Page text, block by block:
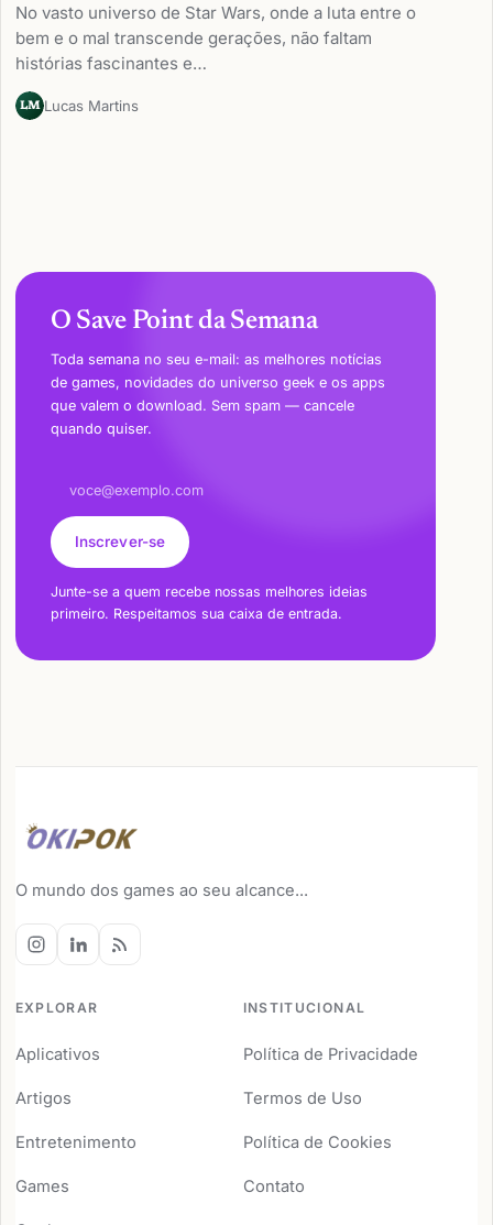
No vasto universo de Star Wars, onde a luta entre o
bem e o mal transcende gerações, não faltam
histórias fascinantes e…
LM Lucas Martins
O Save Point da Semana
Toda semana no seu e-mail: as melhores notícias
de games, novidades do universo geek e os apps
que valem o download. Sem spam — cancele
quando quiser.
Inscrever-se
Junte-se a quem recebe nossas melhores ideias
primeiro. Respeitamos sua caixa de entrada.
O mundo dos games ao seu alcance...
EXPLORAR
Aplicativos
Artigos
Entretenimento
Games
INSTITUCIONAL
Política de Privacidade
Termos de Uso
Política de Cookies
Contato